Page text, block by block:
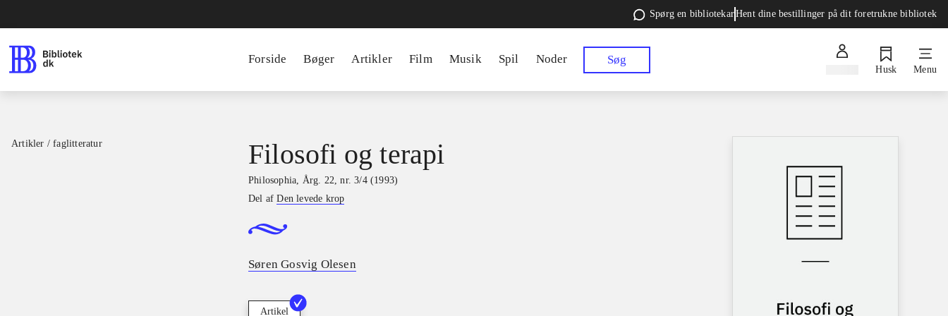
Spørg en bibliotekarHent dine bestillinger på dit foretrukne bibliotek
Forside Bøger Artikler Film Musik Spil Noder Søg
Husk Menu
Artikler / faglitteratur Filosofi og terapi
Philosophia, Årg. 22, nr. 3/4 (1993)
Del afDen levede krop
Søren Gosvig Olesen
Artikel